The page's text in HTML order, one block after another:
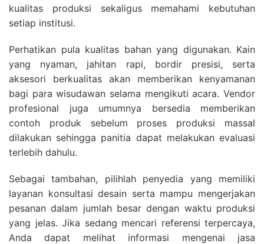
kualitas produksi sekaligus memahami kebutuhan
setiap institusi.
Perhatikan pula kualitas bahan yang digunakan. Kain
yang nyaman, jahitan rapi, bordir presisi, serta
aksesori berkualitas akan memberikan kenyamanan
bagi para wisudawan selama mengikuti acara. Vendor
profesional juga umumnya bersedia memberikan
contoh produk sebelum proses produksi massal
dilakukan sehingga panitia dapat melakukan evaluasi
terlebih dahulu.
Sebagai tambahan, pilihlah penyedia yang memiliki
layanan konsultasi desain serta mampu mengerjakan
pesanan dalam jumlah besar dengan waktu produksi
yang jelas. Jika sedang mencari referensi terpercaya,
Anda dapat melihat informasi mengenai jasa